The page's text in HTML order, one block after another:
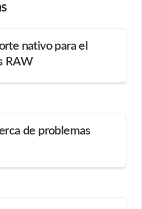
nativo para el
RAW
de problemas